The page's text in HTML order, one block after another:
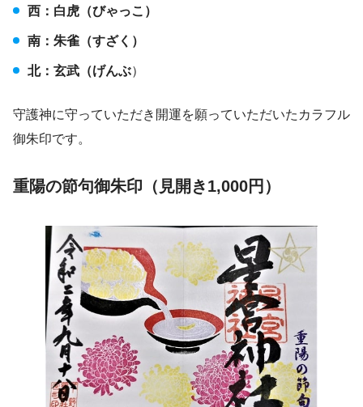
西：白虎（びゃっこ）
南：朱雀（すざく）
北：玄武（げんぶ）
守護神に守っていただき開運を願っていただいたカラフル
御朱印です。
重陽の節句御朱印（見開き1,000円）